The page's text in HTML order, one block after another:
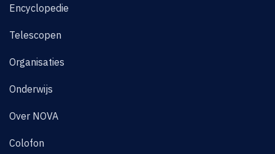
Encyclopedie
Telescopen
Organisaties
Onderwijs
Over NOVA
Colofon